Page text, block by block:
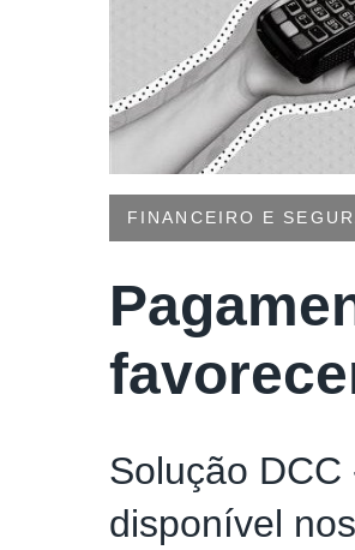
FINANCEIRO E
Solução
disponível